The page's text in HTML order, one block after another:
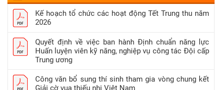
Kế hoạch tổ chức các hoạt động Tết Trung thu năm
2026
Quyết định về việc ban hành Định chuẩn năng lực
Huấn luyện viên kỹ năng, nghiệp vụ công tác Đội cấp
Trung ương
Công văn bổ sung thí sinh tham gia vòng chung kết